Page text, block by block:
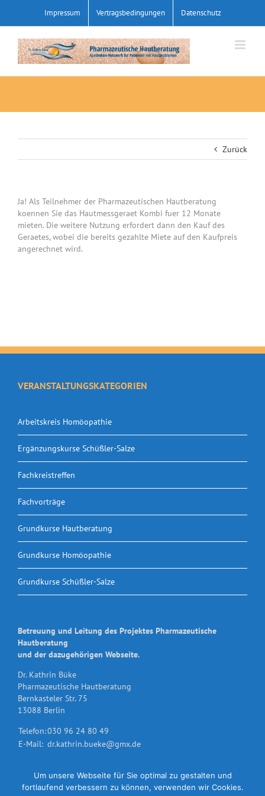
springen
Impressum Vertragsbedingungen Datenschutz
Zurück
Ja! Als Teilnehmer der Pharmazeutischen Hautberatung
koennen Sie das Hautmessgeraet Kombi fuer 12 Monate
mieten. Die weitere Nutzung erfordert dann den Kauf des
Geraetes, wobei die bereits gezahlte Miete auf den Kaufpreis
angerechnet wird.
VERANSTALTUNGSKATEGORIEN
Arbeitskreis Homöopathie
Ergänzungskurse Schüßler-Salze
Fachkreistreffen
Fachvorträge
Grundkurse Hautberatung
Grundkurse Homöopathie
Grundkurse Schüßler-Salze
Betreuung und Leitung des Projektes Pharmazeutische
Hautberatung
und der dazugehörigen Webseite.
Dr. Kathrin Büke
Pharmazeutische Hautberatung
Bernkasteler Str. 75
13088 Berlin
Telefon:030 96 24 80 49
E-Mail: dr.kathrin.bueke@gmx.de
Um unsere Webseite für Sie optimal zu gestalten und
fortlaufend verbessern zu können, verwenden wir Cookies.